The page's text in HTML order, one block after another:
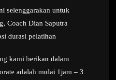
selenggarakan untuk
Coach Dian Saputra
durasi pelatihan
kami berikan dalam
adalah mulai 1jam – 3